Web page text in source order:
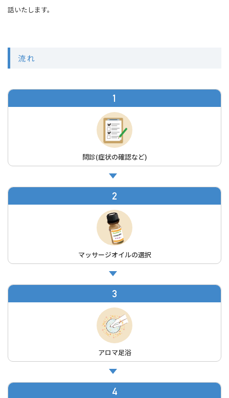
話いたします。
流 れ
1
問診(症状の確認など)
2
マッサージオイルの選択
3
アロマ足浴
4